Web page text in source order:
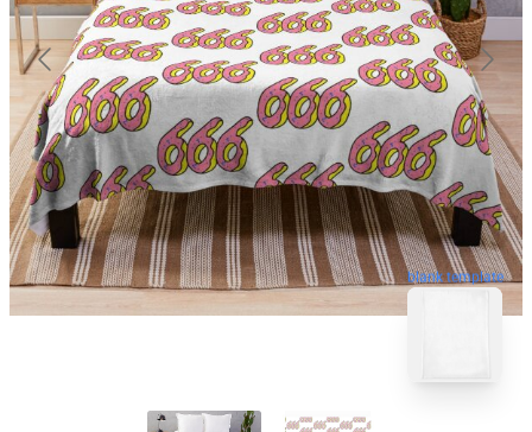
blank template